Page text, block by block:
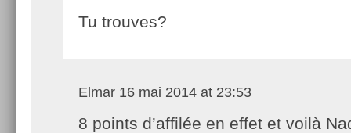
Tu trouves?
Elmar 16 mai 2014 at 23:53
8 points d’affilée en effet et voilà